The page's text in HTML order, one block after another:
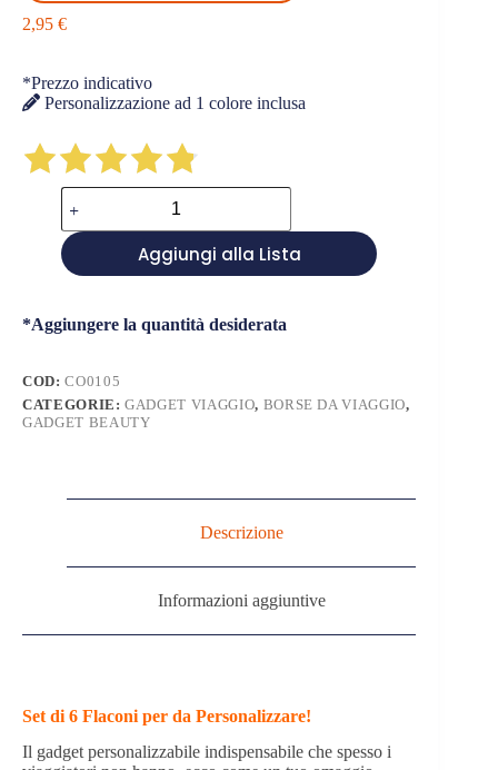
2,95 €
*Prezzo indicativo
Personalizzazione ad 1 colore inclusa
Set
di
6
Flaconi
da
quantità
Aggiungi alla Lista
*Aggiungere la quantità desiderata
COD:CO0105
CATEGORIE:GADGET VIAGGIO, BORSE DA VIAGGIO,
GADGET BEAUTY
Descrizione
Informazioni aggiuntive
Set di 6 Flaconi per da Personalizzare!
Il gadget personalizzabile indispensabile che spesso i